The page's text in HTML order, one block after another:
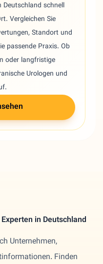
Deutschland schnell
Vergleichen Sie
Standort und
passende Praxis. Ob
oder langfristige
Urologen und
in Deutschland
Unternehmen,
Finden